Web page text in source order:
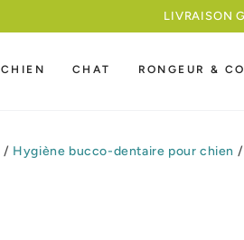
CHIEN CHAT RONGEUR & CO
/ Hygiène bucco-dentaire pour chien /